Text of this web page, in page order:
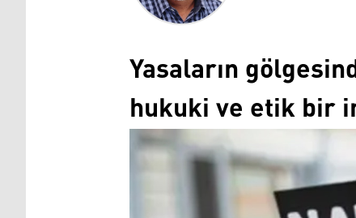
Prof. Dr. Ümit Yazıcıoğlu
Yasaların
hukuki ve etik bir